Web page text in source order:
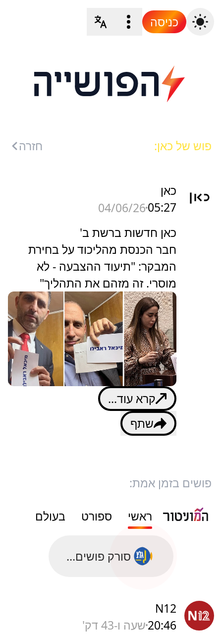
כניסה
פוש של כאן: חזרה
כאן
05:27
04/06/26
כאן חדשות ברשת ב'
חבר הכנסת מהליכוד על בחירת
המבקר: "תיעוד ההצבעה - לא
מוסרי. זה מזהם את התהליך"
קרא עוד...
שתף
פושים בזמן אמת:
ראשי ספורט בעולם
סורק פושים...
N12
20:46שעה ו-43 דק'